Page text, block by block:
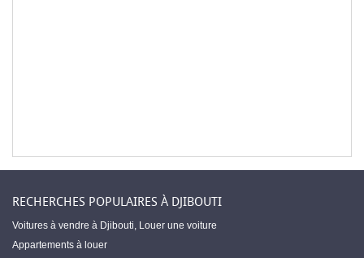
RECHERCHES POPULAIRES À DJIBOUTI
Voitures à vendre à Djibouti, Louer une voiture
Appartements à louer